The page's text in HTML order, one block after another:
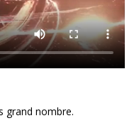
grand nombre.